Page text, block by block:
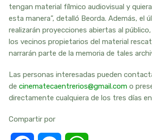
tengan material fílmico audiovisual y
esta manera”, detalló Beorda. Además, el
realizarán proyecciones abiertas al
los vecinos propietarios del material
narrarán parte de la memoria de tales
Las personas interesadas pueden
de cinematecaentrerios@gmail.como
directamente cualquiera de los tres días
Compartir por